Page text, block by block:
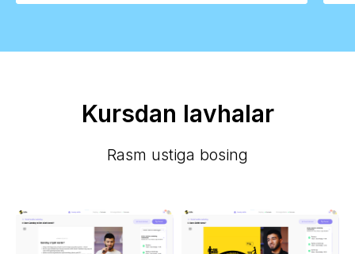
Ishlarizga rivoj tilayman)
Kursdan lavhalar
Rasm ustiga bosing